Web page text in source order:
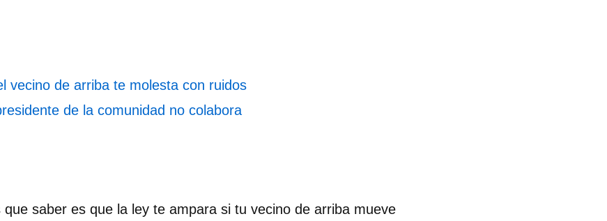
vecino de arriba te molesta con ruidos
de la comunidad no colabora
saber es que la ley te ampara si tu vecino de arriba mueve